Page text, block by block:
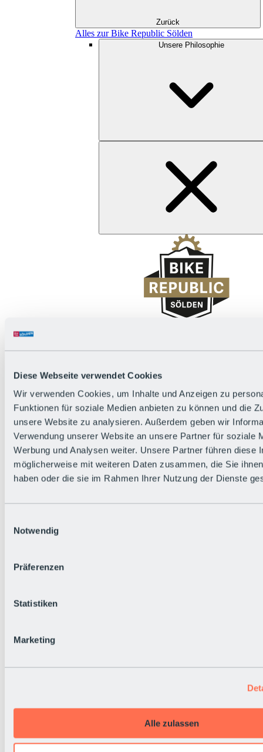
Diese Webseite verwendet Cookies
Wir verwenden Cookies, um Inhalte und Anzeigen zu
Funktionen für soziale Medien anbieten zu können und die
unsere Website zu analysieren. Außerdem geben wir
Verwendung unserer Website an unsere Partner für soziale
Werbung und Analysen weiter. Unsere Partner führen diese
möglicherweise mit weiteren Daten zusammen, die Sie
haben oder die sie im Rahmen Ihrer Nutzung der Dienste
Notwendig
Präferenzen
Statistiken
Marketing
Alle zulassen
Zurück
Alles zur Bike Republic Sölden
Unsere Philosophie
Zurück
Die flowigste Nation der Alpen
Facts
Bürger:in werden
FAQs
Bikepark-Rules
Bikepark-Partnerschaften